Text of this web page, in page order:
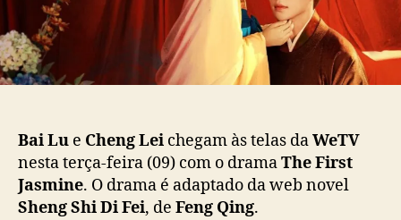
o
e
n
g
e
n
e
m
Bai Lu e Cheng Lei chegam às telas daWeTV
nesta terça-feira (09) com o dramaThe First
Jasmine. O drama é adaptado da web novel
Sheng Shi Di Fei, de Feng Qing.